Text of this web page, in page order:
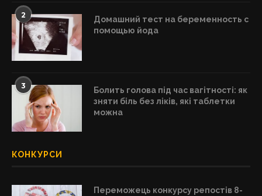
2
Домашний тест на беременность с
помощью йода
3
Болить голова під час вагітності: як
зняти біль без ліків, які таблетки
можна
КОНКУРСИ
Переможець конкурсу репостів 8-